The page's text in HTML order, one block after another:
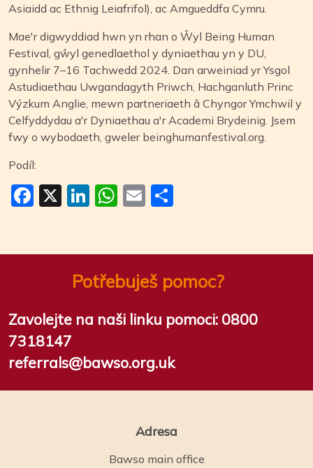
Asiaidd ac Ethnig Leiafrifol), ac Amgueddfa Cymru.
Mae'r digwyddiad hwn yn rhan o Ŵyl Being Human
Festival, gŵyl genedlaethol y dyniaethau yn y DU,
gynhelir 7–16 Tachwedd 2024. Dan arweiniad yr Ysgol
Astudiaethau Uwgandagyth Priwch, Hachganluth Princ
Výzkum Anglie, mewn partneriaeth â Chyngor Ymchwil y
Celfyddydau a'r Dyniaethau a'r Academi Brydeinig. Jsem
fwy o wybodaeth, gweler beinghumanfestival.org.
Podíl:
Facebook
X LinkedIn
WhatsApp
Email
Potřebuješ pomoc?
Zavolejte na naši linku pomoci: 0800
7318147
referrals@bawso.org.uk
Adresa
Bawso main office